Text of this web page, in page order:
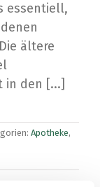
essentiell,
ältere
in den [...]
Apotheke,